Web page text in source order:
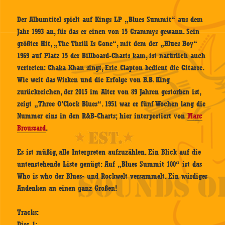
Der Albumtitel spielt auf Kings LP „Blues Summit“ aus dem
Jahr 1993 an, für das er einen von 15 Grammys gewann. Sein
größter Hit, „The Thrill Is Gone“, mit dem der „Blues Boy“
1969 auf Platz 15 der Billboard-Charts kam, ist natürlich auch
vertreten: Chaka Khan singt, Eric Clapton bedient die Gitarre.
Wie weit das Wirken und die Erfolge von B.B. King
zurückreichen, der 2015 im Alter von 89 Jahren gestorben ist,
zeigt „Three O’Clock Blues“. 1951 war er fünf Wochen lang die
Nummer eins in den R&B-Charts; hier interpretiert vonMarc
Broussard.
Es ist müßig, alle Interpreten aufzuzählen. Ein Blick auf die
untenstehende Liste genügt: Auf „Blues Summit 100“ ist das
Who is who der Blues- und Rockwelt versammelt. Ein würdiges
Andenken an einen ganz Großen!
Tracks: